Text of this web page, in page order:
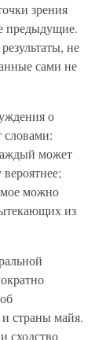
зрения
предыдущие.
не
сами не
о
словами:
может
можно
из
страны майя.
сходство